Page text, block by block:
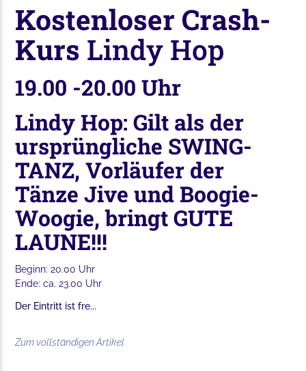
Kostenloser Crash-
Kurs Lindy Hop
19.00 -20.00 Uhr
Lindy Hop: Gilt als der
ursprüngliche SWING-
TANZ, Vorläufer der
Tänze Jive und Boogie-
Woogie, bringt GUTE
LAUNE!!!
Beginn: 20.00 Uhr
Ende: ca. 23.00 Uhr
Der Eintritt ist fre...
Zum vollständigen Artikel